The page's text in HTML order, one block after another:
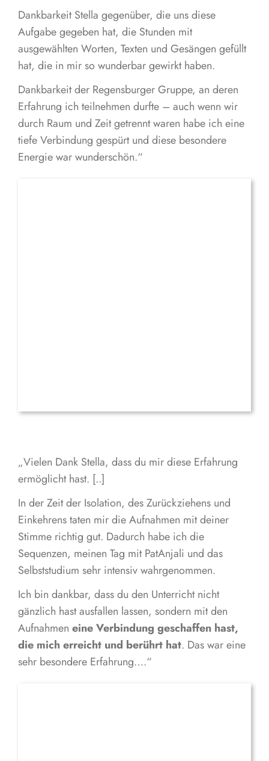
Dankbarkeit Stella gegenüber, die uns diese
Aufgabe gegeben hat, die Stunden mit
ausgewählten Worten, Texten und Gesängen gefüllt
hat, die in mir so wunderbar gewirkt haben.
Dankbarkeit der Regensburger Gruppe, an deren
Erfahrung ich teilnehmen durfte – auch wenn wir
durch Raum und Zeit getrennt waren habe ich eine
tiefe Verbindung gespürt und diese besondere
Energie war wunderschön.“
„Vielen Dank Stella, dass du mir diese Erfahrung
ermöglicht hast. [..]
In der Zeit der Isolation, des Zurückziehens und
Einkehrens taten mir die Aufnahmen mit deiner
Stimme richtig gut. Dadurch habe ich die
Sequenzen, meinen Tag mit PatAnjali und das
Selbststudium sehr intensiv wahrgenommen.
Ich bin dankbar, dass du den Unterricht nicht
gänzlich hast ausfallen lassen, sondern mit den
Aufnahmen eine Verbindung geschaffen hast,
die mich erreicht und berührt hat. Das war eine
sehr besondere Erfahrung….“